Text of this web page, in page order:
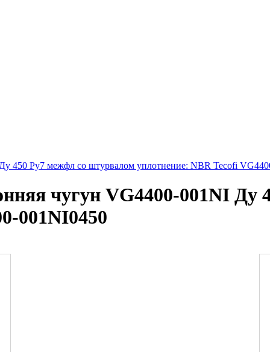
450 Ру7 межфл со штурвалом уплотнение: NBR Tecofi
чугун VG4400-001NI
001NI0450